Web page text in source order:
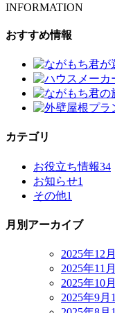
INFORMATION
おすすめ情報
カテゴリ
お役立ち情報34
お知らせ1
その他1
月別アーカイブ
2025年12月
2025年11月
2025年10月
2025年9月 1